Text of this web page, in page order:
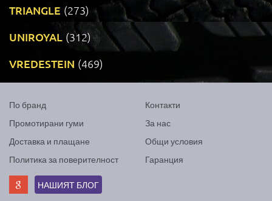
TRIANGLE (273)
UNIROYAL (312)
VREDESTEIN (469)
По бранд
Промотирани гуми
Доставка и плащане
Политика за поверителност
Контакти
За нас
Общи условия
Гаранция
НАШИЯТ БЛОГ